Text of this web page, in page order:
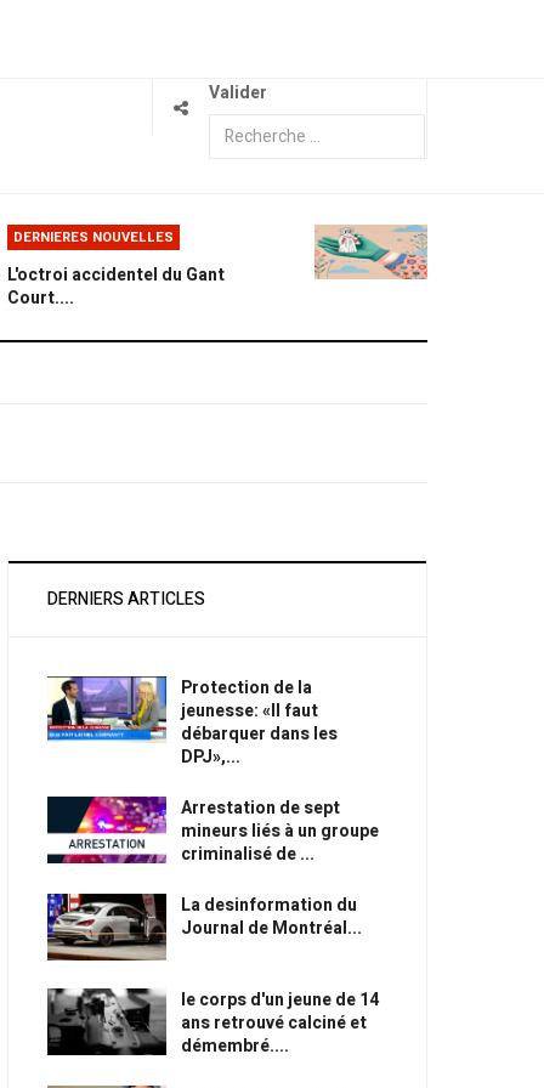
Valider
DERNIERES NOUVELLES
L'octroi accidentel du Gant
Court....
DERNIERS ARTICLES
Protection de la
jeunesse: «Il faut
débarquer dans les
DPJ»,...
Arrestation de sept
mineurs liés à un groupe
criminalisé de ...
La desinformation du
Journal de Montréal...
le corps d'un jeune de 14
ans retrouvé calciné et
démembré....